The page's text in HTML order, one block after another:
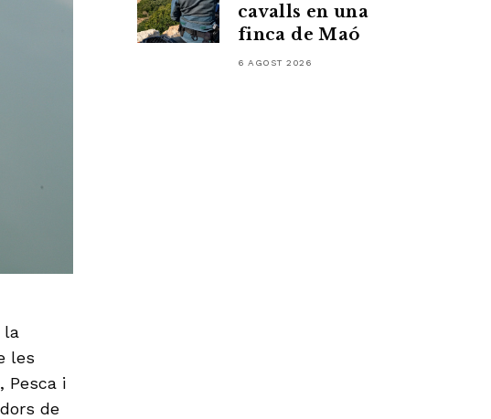
la
les
Pesca i
de
cavalls en una
finca de Maó
6 AGOST 2026